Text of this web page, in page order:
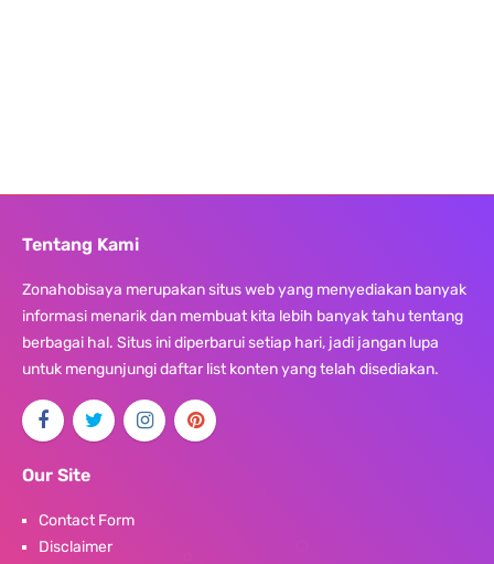
Tentang Kami
Zonahobisaya merupakan situs web yang menyediakan banyak
informasi menarik dan membuat kita lebih banyak tahu tentang
berbagai hal. Situs ini diperbarui setiap hari, jadi jangan lupa
untuk mengunjungi daftar list konten yang telah disediakan.
Our Site
Contact Form
Disclaimer